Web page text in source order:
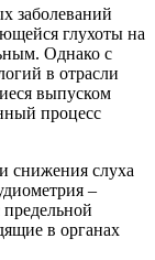
заболеваний
глухоты на
Однако с
в отрасли
выпуском
процесс
снижения слуха
–
в органах